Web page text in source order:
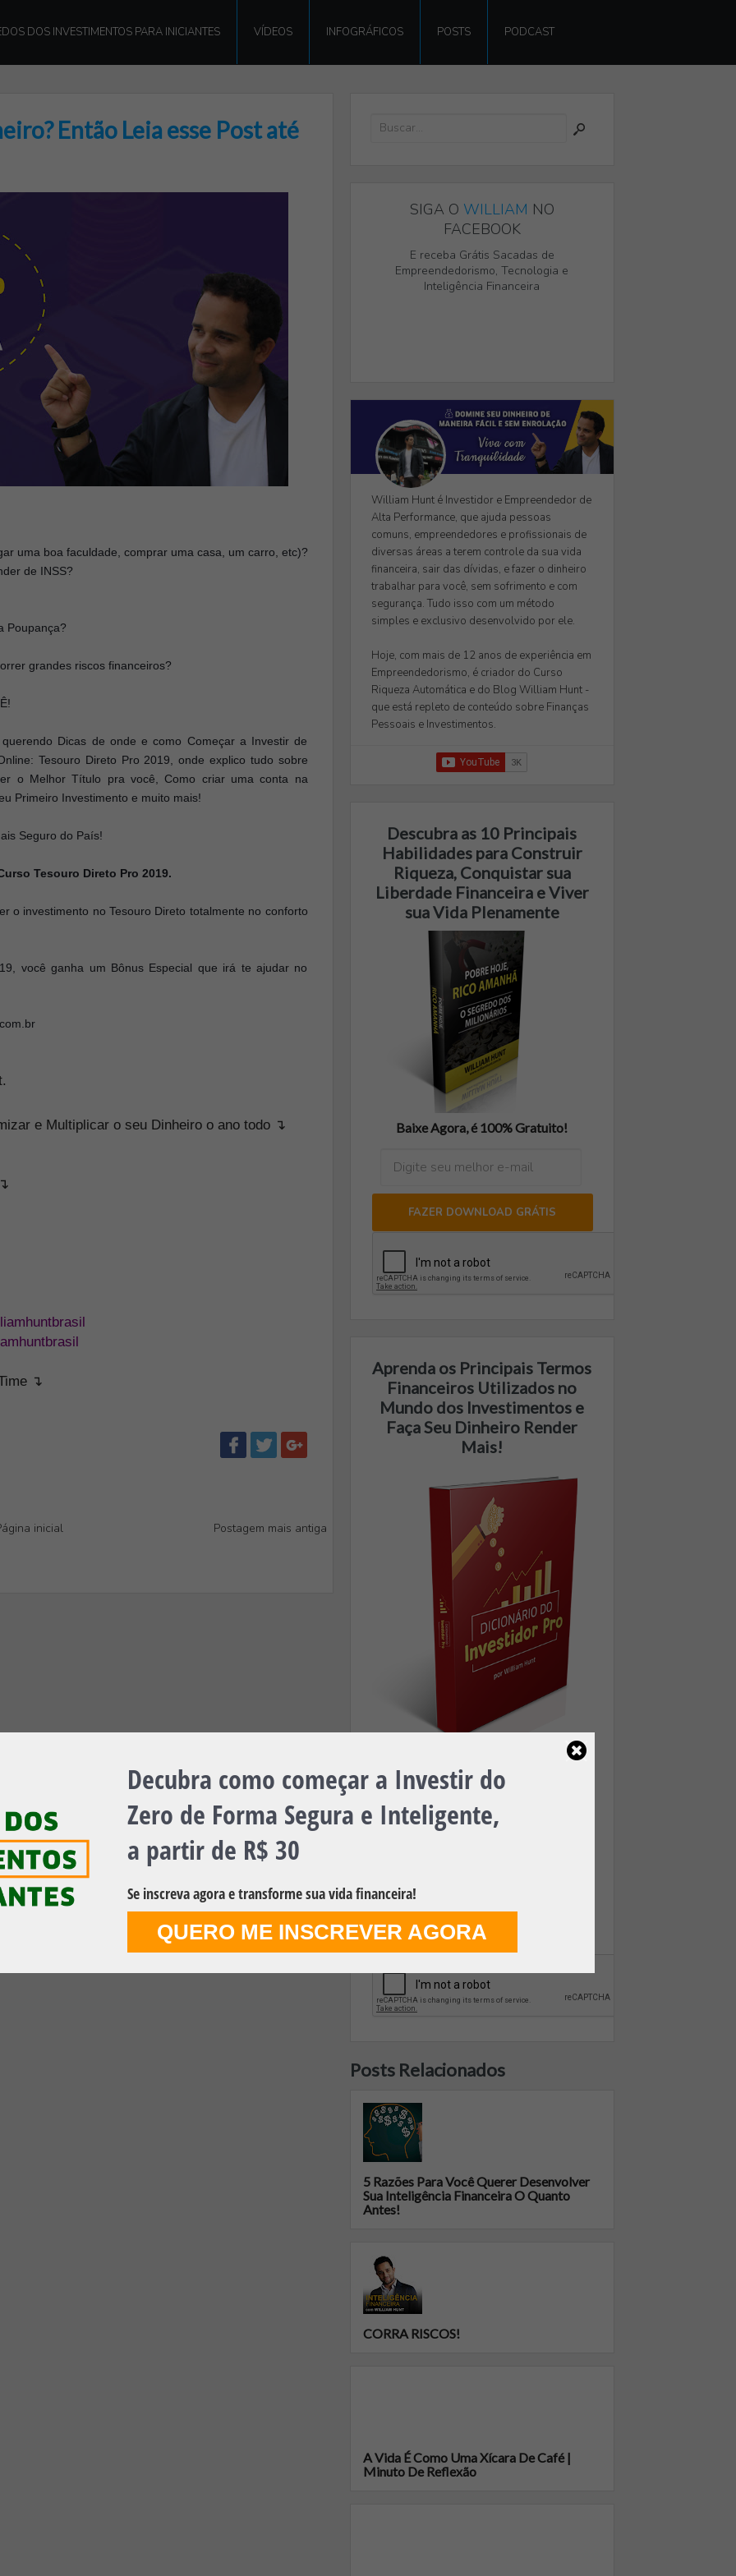
Decubra como começar a Investir do
Zero de Forma Segura e Inteligente,
a partir de R$ 30
Se inscreva agora e transforme sua vida financeira!
QUERO ME INSCREVER AGORA
DOS INVESTIMENTOS PARA INICIANTES VÍDEOS INFOGRÁFICOS POSTS PODCAST
Então Leia esse Post até
uma boa faculdade, comprar uma casa, um carro, etc)?
de INSS?
Poupança?
grandes riscos financeiros?
Dicas de onde e como Começar a Investir de
Tesouro Direto Pro 2019, onde explico tudo sobre
o Melhor Título pra você, Como criar uma conta na
Primeiro Investimento e muito mais!
Seguro do País!
Tesouro Direto Pro 2019.
o investimento no Tesouro Direto totalmente no conforto
você ganha um Bônus Especial que irá te ajudar no
e Multiplicar o seu Dinheiro o ano todo ↴
↴
inicial Postagem mais antiga
SIGA O WILLIAM NO
FACEBOOK
E receba Grátis Sacadas de
Empreendedorismo, Tecnologia e
Inteligência Financeira
William Hunt é Investidor e Empreendedor de
Alta Performance, que ajuda pessoas
comuns, empreendedores e profissionais de
diversas áreas a terem controle da sua vida
financeira, sair das dívidas, e fazer o dinheiro
trabalhar para você, sem sofrimento e com
segurança. Tudo isso com um método
simples e exclusivo desenvolvido por ele.
Hoje, com mais de 12 anos de experiência em
Empreendedorismo, é criador do Curso
Riqueza Automática e do Blog William Hunt -
que está repleto de conteúdo sobre Finanças
Pessoais e Investimentos.
Descubra as 10 Principais
Habilidades para Construir
Riqueza, Conquistar sua
Liberdade Financeira e Viver
sua Vida Plenamente
Baixe Agora, é 100% Gratuito!
FAZER DOWNLOAD GRÁTIS
Aprenda os Principais Termos
Financeiros Utilizados no
Mundo dos Investimentos e
Faça Seu Dinheiro Render
Mais!
Baixe Agora, é 100% Gratuito!
FAZER DOWNLOAD GRÁTIS
Posts Relacionados
5 Razões Para Você Querer Desenvolver
Sua Inteligência Financeira O Quanto
Antes!
CORRA RISCOS!
A Vida É Como Uma Xícara De Café |
Minuto De Reflexão